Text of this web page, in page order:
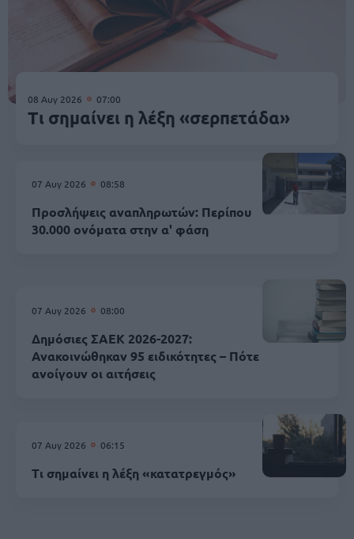
08 Αυγ 2026 07:00
Τι σημαίνει η λέξη «σερπετάδα»
07 Αυγ 2026 08:58
Προσλήψεις αναπληρωτών: Περίπου
30.000 ονόματα στην α' φάση
07 Αυγ 2026 08:00
Δημόσιες ΣΑΕΚ 2026-2027:
Ανακοινώθηκαν 95 ειδικότητες – Πότε
ανοίγουν οι αιτήσεις
07 Αυγ 2026 06:15
Τι σημαίνει η λέξη «κατατρεγμός»